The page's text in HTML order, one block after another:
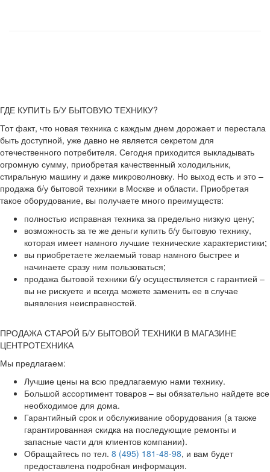
ГДЕ КУПИТЬ Б/У БЫТОВУЮ ТЕХНИКУ?
Тот факт, что новая техника с каждым днем дорожает и перестала
быть доступной, уже давно не является секретом для
отечественного потребителя. Сегодня приходится выкладывать
огромную сумму, приобретая качественный холодильник,
стиральную машину и даже микроволновку. Но выход есть и это –
продажа б/у бытовой техники в Москве и области. Приобретая
такое оборудование, вы получаете много преимуществ:
полностью исправная техника за предельно низкую цену;
возможность за те же деньги купить б/у бытовую технику,
которая имеет намного лучшие технические характеристики;
вы приобретаете желаемый товар намного быстрее и
начинаете сразу ним пользоваться;
продажа бытовой техники б/у осуществляется с гарантией –
вы не рискуете и всегда можете заменить ее в случае
выявления неисправностей.
ПРОДАЖА СТАРОЙ Б/У БЫТОВОЙ ТЕХНИКИ В МАГАЗИНЕ
ЦЕНТРОТЕХНИКА
Мы предлагаем:
Лучшие цены на всю предлагаемую нами технику.
Большой ассортимент товаров – вы обязательно найдете все
необходимое для дома.
Гарантийный срок и обслуживание оборудования (а также
гарантированная скидка на последующие ремонты и
запасные части для клиентов компании).
Обращайтесь по тел. 8 (495) 181-48-98, и вам будет
предоставлена подробная информация.